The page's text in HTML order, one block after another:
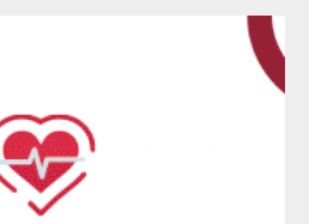
est un facteur de déséquilibre.
de favoritisme, et
la légitimité de l’institution.
sont souvent des choix
de sous-investissement
proposées par le
La réduction des garanties
du rôle des juges et
au détriment des jurys
remise en cause de
tels que la protection des